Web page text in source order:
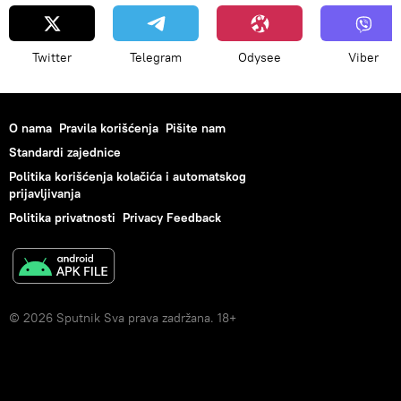
Twitter Telegram Odysee Viber
O nama Pravila korišćenja Pišite nam
Standardi zajednice
Politika korišćenja kolačića i automatskog
prijavljivanja
Politika privatnosti Privacy Feedback
© 2026 Sputnik Sva prava zadržana. 18+